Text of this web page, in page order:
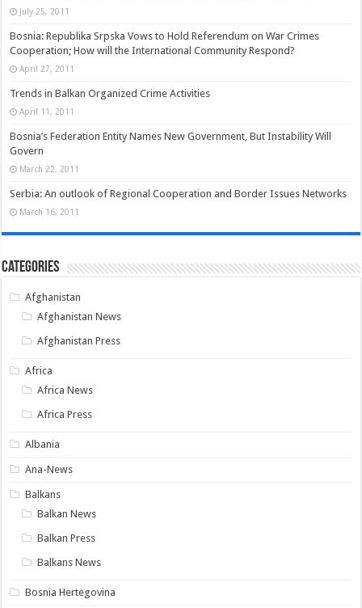
July 25, 2011
Bosnia: Republika Srpska Vows to Hold Referendum on War Crimes
Cooperation; How will the International Community Respond?
April 27, 2011
Trends in Balkan Organized Crime Activities
April 11, 2011
Bosnia’s Federation Entity Names New Government, But Instability Will
Govern
March 22, 2011
Serbia: An outlook of Regional Cooperation and Border Issues Networks
March 16, 2011
Categories
Afghanistan
Afghanistan News
Afghanistan Press
Africa
Africa News
Africa Press
Albania
Ana-News
Balkans
Balkan News
Balkan Press
Balkans News
Bosnia Hertegovina